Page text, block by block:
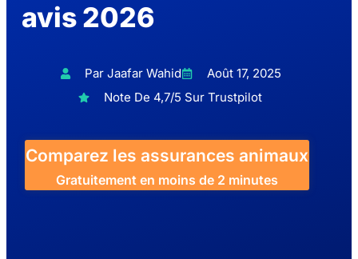
avis 2026
Par Jaafar Wahid
Août 17, 2025
Note De 4,7/5 Sur Trustpilot
Comparez les assurances animaux
Gratuitement en moins de 2 minutes